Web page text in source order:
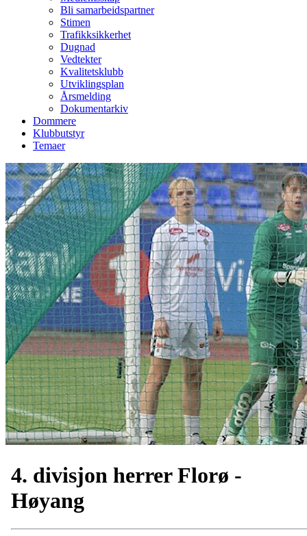
Bli samarbeidspartner
Stimen
Trafikksikkerhet
Dugnad
Vedtekter
Kvalitetsklubb
Utviklingsplan
Årsmelding
Dokumentarkiv
Dommere
Klubbutstyr
Temaer
4. divisjon herrer Florø -
Høyang